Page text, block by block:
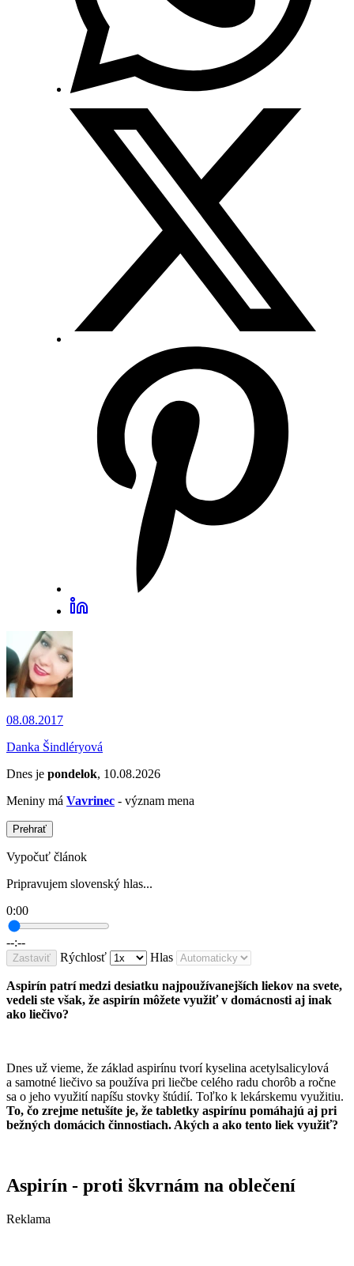
08.08.2017
Danka Šindléryová
Dnes je pondelok, 10.08.2026
Meniny má Vavrinec - význam mena
Prehrať
Vypočuť článok
Pripravujem slovenský hlas...
0:00
--:--
Zastaviť Rýchlosť Hlas
Aspirín patrí medzi desiatku najpoužívanejších liekov na svete,
vedeli ste však, že aspirín môžete využiť v domácnosti aj inak
ako liečivo?
Dnes už vieme, že základ aspirínu tvorí kyselina acetylsalicylová
a samotné liečivo sa používa pri liečbe celého radu chorôb a ročne
sa o jeho využití napíšu stovky štúdií. Toľko k lekárskemu využitiu.
To, čo zrejme netušíte je, že tabletky aspirínu pomáhajú aj pri
bežných domácich činnostiach. Akých a ako tento liek využiť?
Aspirín - proti škvrnám na oblečení
Reklama